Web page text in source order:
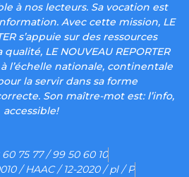
à nos lecteurs. Sa vocation est
Avec cette mission, LE
s’appuie sur des ressources
LE NOUVEAU REPORTER
l’échelle nationale, continentale
la servir dans sa forme
Son maître-mot est: l’info,
accessible!
75 77 / 99 50 60 10
/ HAAC / 12-2020 / pl / P